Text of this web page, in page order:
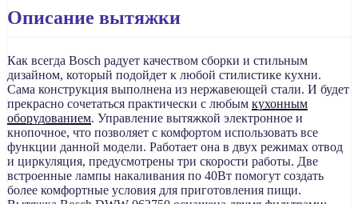
Описание вытяжки
Как всегда Bosch радует качеством сборки и стильным
дизайном, который подойдет к любой стилистике кухни.
Сама конструкция выполнена из нержавеющей стали. И будет
прекрасно сочетаться практически с любым кухонным
оборудованием. Управление вытяжкой электронное и
кнопочное, что позволяет с комфортом использовать все
функции данной модели. Работает она в двух режимах отвод
и циркуляция, предусмотрены три скорости работы. Две
встроенные лампы накаливания по 40Вт помогут создать
более комфортные условия для приготовления пищи.